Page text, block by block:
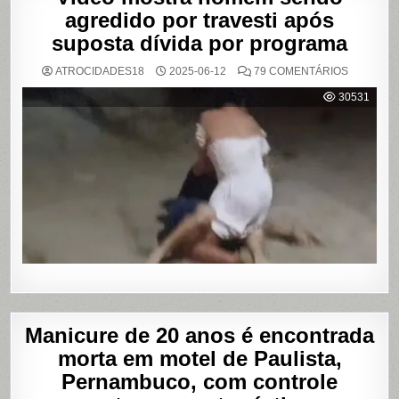
agredido por travesti após
suposta dívida por programa
ATROCIDADES18 2025-06-12 79 COMENTÁRIOSEM
MOSTRA
HOMEM
30531
Manicure de 20 anos é encontrada
morta em motel de Paulista,
Pernambuco, com controle